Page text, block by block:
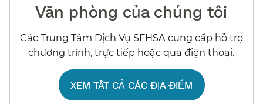
Văn phòng của chúng tôi​​
Các Trung Tâm Dịch Vụ SFHSA cung cấp hỗ trợ
chương trình, trực tiếp hoặc qua điện thoại.​​
XEM TẤT CẢ CÁC ĐỊA ĐIỂM​​